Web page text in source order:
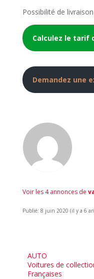
Possibilité de
Calculez le tarif
Demandez une
Voir les 4 annonces de
Publié: 8 juin 2020 (il y a 6
AUTO
Voitures de
Françaises